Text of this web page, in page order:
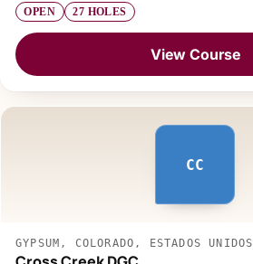
OPEN 27 HOLES
View Course
CC
GYPSUM, COLORADO, ESTADOS UNIDOS